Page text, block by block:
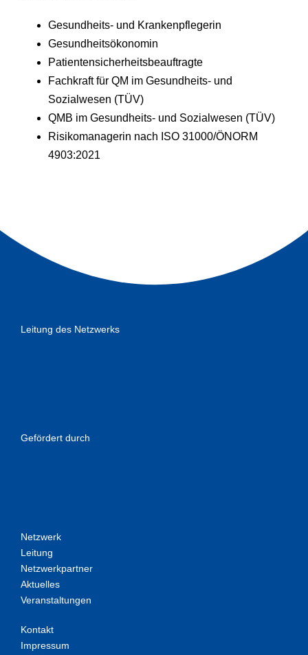
Gesundheits- und Krankenpflegerin
Gesundheitsökonomin
Patientensicherheitsbeauftragte
Fachkraft für QM im Gesundheits- und
Sozialwesen (TÜV)
QMB im Gesundheits- und Sozialwesen (TÜV)
Risikomanagerin nach ISO 31000/ÖNORM
4903:2021
Leitung des Netzwerks
Gefördert durch
Netzwerk
Leitung
Netzwerkpartner
Aktuelles
Veranstaltungen
Kontakt
Impressum